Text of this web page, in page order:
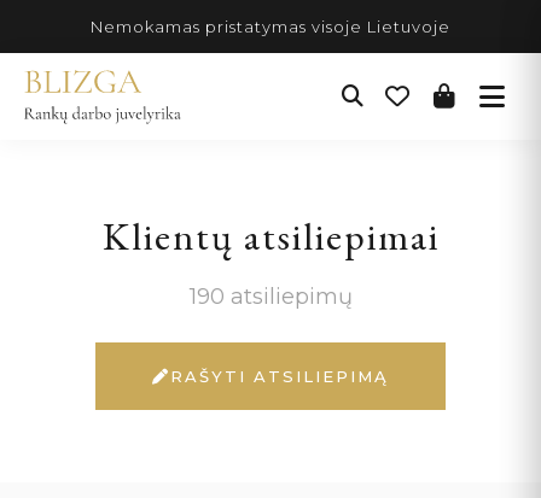
turinio
Nemokamas pristatymas visoje Lietuvoje
Klientų atsiliepimai
190 atsiliepimų
RAŠYTI ATSILIEPIMĄ